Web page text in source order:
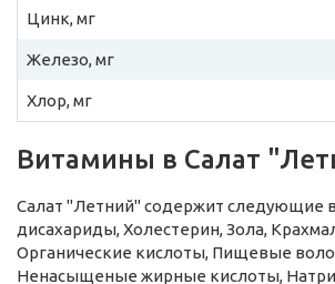
Цинк, мг
Железо, мг
Хлор, мг
Витамины в Салат
Салат "Летний" содержит следующие
дисахариды, Холестерин, Зола,
Органические кислоты, Пищевые
Ненасыщеные жирные кислоты,